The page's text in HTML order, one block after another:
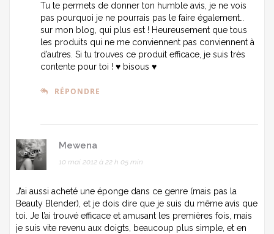
Tu te permets de donner ton humble avis, je ne vois
pas pourquoi je ne pourrais pas le faire également…
sur mon blog, qui plus est ! Heureusement que tous
les produits qui ne me conviennent pas conviennent à
d’autres. Si tu trouves ce produit efficace, je suis très
contente pour toi ! ♥ bisous ♥
RÉPONDRE
Mewena
10 mai 2012 à 22 h 05 min
J’ai aussi acheté une éponge dans ce genre (mais pas la
Beauty Blender), et je dois dire que je suis du même avis que
toi. Je l’ai trouvé efficace et amusant les premières fois, mais
je suis vite revenu aux doigts, beaucoup plus simple, et en